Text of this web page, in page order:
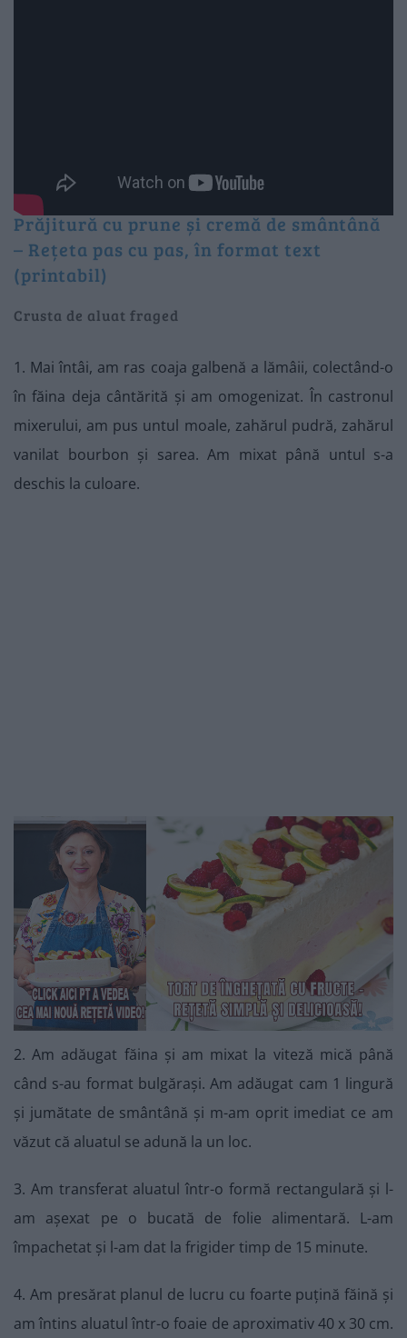
Prăjitură cu prune și cremă de smântână
– Rețeta pas cu pas, în format text
(printabil)
Crusta de aluat fraged
1. Mai întâi, am ras coaja galbenă a lămâii, colectând-o
în făina deja cântărită și am omogenizat. În castronul
mixerului, am pus untul moale, zahărul pudră, zahărul
vanilat bourbon și sarea. Am mixat până untul s-a
deschis la culoare.
2. Am adăugat făina și am mixat la viteză mică până
când s-au format bulgărași. Am adăugat cam 1 lingură
și jumătate de smântână și m-am oprit imediat ce am
văzut că aluatul se adună la un loc.
3. Am transferat aluatul într-o formă rectangulară și l-
am așexat pe o bucată de folie alimentară. L-am
împachetat și l-am dat la frigider timp de 15 minute.
4. Am presărat planul de lucru cu foarte puțină făină și
am întins aluatul într-o foaie de aproximativ 40 x 30 cm.